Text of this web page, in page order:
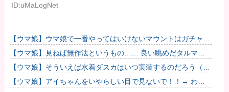
ID:uMaLogNet
【ウマ娘】ウマ娘で一番やってはいけないマウントはガチャで
も育成でもグッズでもなく、これ。
【ウマ娘】見ねば無作法というもの…… 良い眺めだタルマ
エ…（殴
【ウマ娘】そういえば水着ダスカはいつ実装するのだろう（ﾃﾞ
ｯｯｯ
【ウマ娘】アイちゃんをいやらしい目で見ないで！！→ わか